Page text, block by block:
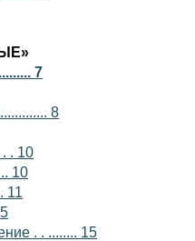
7
8
. 10
10
11
. . ........ 15